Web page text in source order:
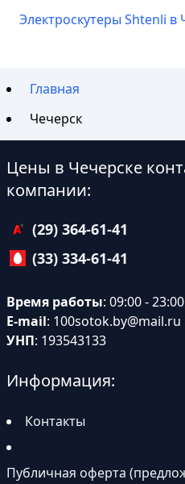
Электроскутеры Shtenli в
Главная
Чечерск
Цены в Чечерске
компании:
(29) 364-61-41
(33) 334-61-41
Время работы: 09:00 - 23:00
E-mail: 100sotok.by@mail.ru
УНП: 193543133
Информация:
Контакты
Публичная оферта